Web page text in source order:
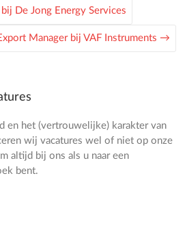
De Jong Energy Services
Manager bij VAF Instruments →
en het (vertrouwelijke) karakter van
wij vacatures wel of niet op onze
altijd bij ons als u naar een
bent.